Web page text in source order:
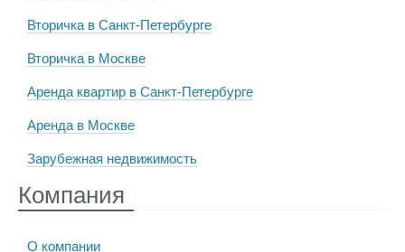
Вторичка в Санкт-Петербурге
Вторичка в Москве
Аренда квартир в Санкт-Петербурге
Аренда в Москве
Зарубежная недвижимость
Компания
О компании